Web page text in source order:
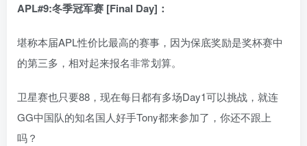
APL#9:冬季冠军赛 [Final Day]：
堪称本届APL性价比最高的赛事，因为保底奖励是奖杯赛中
的第三多，相对起来报名非常划算。
卫星赛也只要88，现在每日都有多场Day1可以挑战，就连
GG中国队的知名国人好手Tony都来参加了，你还不跟上
吗？